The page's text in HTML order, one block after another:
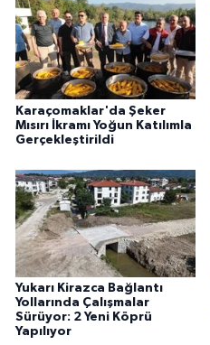
Karaçomaklar'da Şeker
Mısırı İkramı Yoğun Katılımla
Gerçekleştirildi
Yukarı Kirazca Bağlantı
Yollarında Çalışmalar
Sürüyor: 2 Yeni Köprü
Yapılıyor